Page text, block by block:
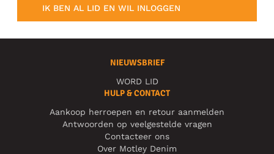
IK BEN AL LID EN WIL INLOGGEN
NIEUWSBRIEF
WORD LID
HULP & CONTACT
Aankoop herroepen en retour aanmelden
Antwoorden op veelgestelde vragen
Contacteer ons
Over Motley Denim